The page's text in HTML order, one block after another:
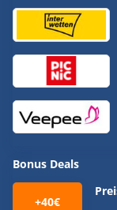
Bonus Deals
+40€